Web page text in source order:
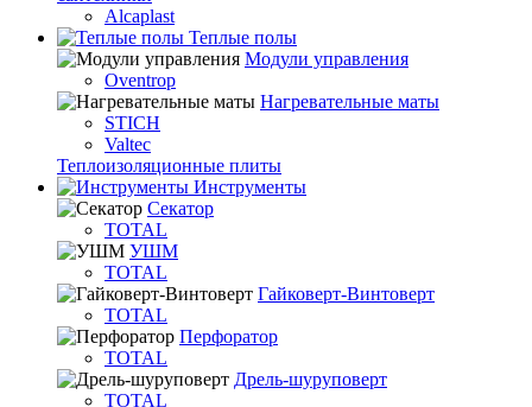
Alcaplast
Теплые полы
Модули управления
Oventrop
Нагревательные маты
STICH
Valtec
Теплоизоляционные плиты
Инструменты
Секатор
TOTAL
УШМ
TOTAL
Гайковерт-Винтоверт
TOTAL
Перфоратор
TOTAL
Дрель-шуруповерт
TOTAL